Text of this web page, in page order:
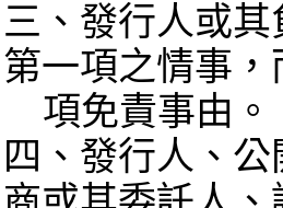
三、發行人或
第一項之情事
四、發行人、